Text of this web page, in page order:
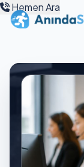
Hemen Ara